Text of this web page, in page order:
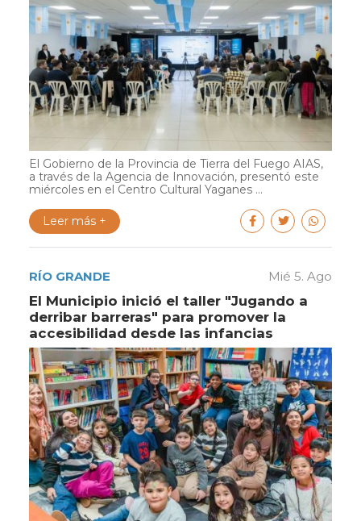
El Gobierno de la Provincia de Tierra del Fuego AIAS,
a través de la Agencia de Innovación, presentó este
miércoles en el Centro Cultural Yaganes ...
Leer más +
RÍO GRANDE Mié 5. Ago
El Municipio inició el taller "Jugando a
derribar barreras" para promover la
accesibilidad desde las infancias